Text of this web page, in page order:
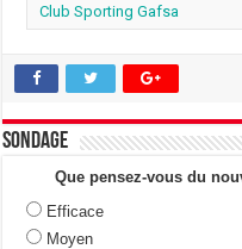
Club Sporting Gafsa
Sondage
Que pensez-vous du
Efficace
Moyen